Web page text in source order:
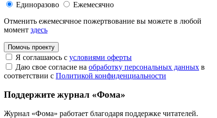
Единоразово
Ежемесячно
Отменить ежемесячное пожертвование вы можете в любой
момент здесь
Помочь проекту
Я соглашаюсь с условиями оферты
Даю свое согласие на обработку персональных данных в
соответствии с Политикой конфиденциальности
Поддержите журнал «Фома»
Журнал «Фома» работает благодаря поддержке читателей.